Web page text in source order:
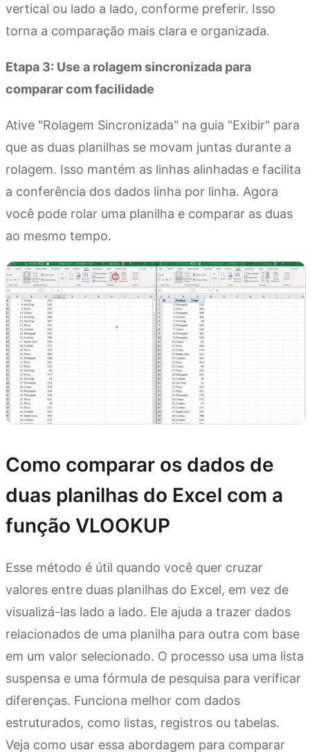
vertical ou lado a lado, conforme preferir. Isso
torna a comparação mais clara e organizada.
Etapa 3: Use a rolagem sincronizada para
comparar com facilidade
Ative "Rolagem Sincronizada" na guia "Exibir" para
que as duas planilhas se movam juntas durante a
rolagem. Isso mantém as linhas alinhadas e facilita
a conferência dos dados linha por linha. Agora
você pode rolar uma planilha e comparar as duas
ao mesmo tempo.
Como comparar os dados de
duas planilhas do Excel com a
função VLOOKUP
Esse método é útil quando você quer cruzar
valores entre duas planilhas do Excel, em vez de
visualizá-las lado a lado. Ele ajuda a trazer dados
relacionados de uma planilha para outra com base
em um valor selecionado. O processo usa uma lista
suspensa e uma fórmula de pesquisa para verificar
diferenças. Funciona melhor com dados
estruturados, como listas, registros ou tabelas.
Veja como usar essa abordagem para comparar